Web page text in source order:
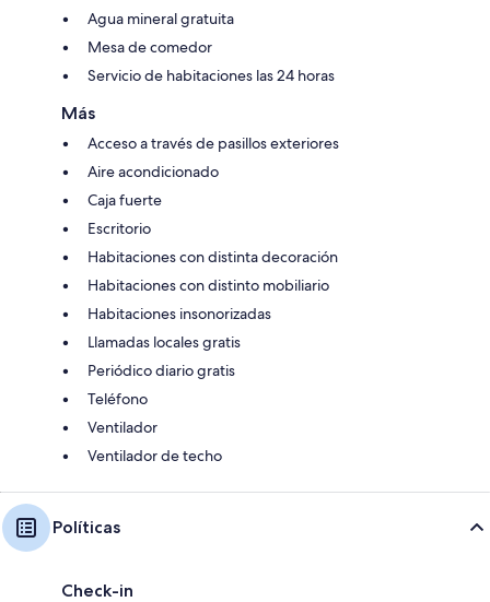
Agua mineral gratuita
Mesa de comedor
Servicio de habitaciones las 24 horas
Más
Acceso a través de pasillos exteriores
Aire acondicionado
Caja fuerte
Escritorio
Habitaciones con distinta decoración
Habitaciones con distinto mobiliario
Habitaciones insonorizadas
Llamadas locales gratis
Periódico diario gratis
Teléfono
Ventilador
Ventilador de techo
Políticas
Check-in